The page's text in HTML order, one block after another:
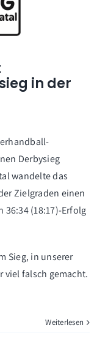
in der
Derbysieg
wandelte das
Zielgraden einen
36:34 (18:17)-Erfolg
Sieg, in unserer
viel falsch gemacht.
Weiterlesen